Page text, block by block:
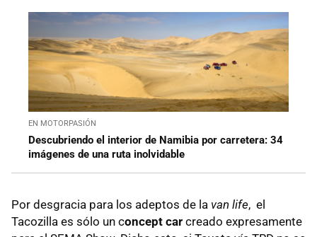
EN MOTORPASIÓN
Descubriendo el interior de Namibia por carretera: 34
imágenes de una ruta inolvidable
Por desgracia para los adeptos de la van life, el
Tacozilla es sólo un concept car creado expresamente